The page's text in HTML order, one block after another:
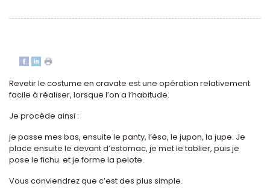
Revetir le costume en cravate est une opération relativement
facile à réaliser, lorsque l’on a l’habitude.
Je procède ainsi :
je passe mes bas, ensuite le panty, l’èso, le jupon, la jupe. Je
place ensuite le devant d’estomac, je met le tablier, puis je
pose le fichu. et je forme la pelote.
Vous conviendrez que c’est des plus simple.